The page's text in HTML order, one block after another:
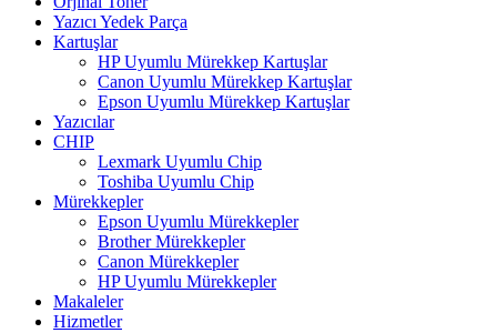
Yazıcı Yedek Parça
Kartuşlar
HP Uyumlu Mürekkep Kartuşlar
Canon Uyumlu Mürekkep Kartuşlar
Epson Uyumlu Mürekkep Kartuşlar
Yazıcılar
CHIP
Lexmark Uyumlu Chip
Toshiba Uyumlu Chip
Mürekkepler
Epson Uyumlu Mürekkepler
Brother Mürekkepler
Canon Mürekkepler
HP Uyumlu Mürekkepler
Makaleler
Hizmetler